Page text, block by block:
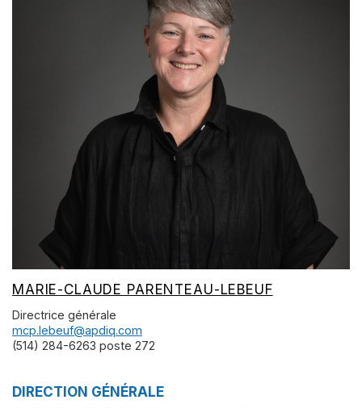
MARIE-CLAUDE PARENTEAU-LEBEUF
Directrice générale
mcp.lebeuf@apdiq.com
(514) 284-6263 poste 272
DIRECTION GÉNÉRALE